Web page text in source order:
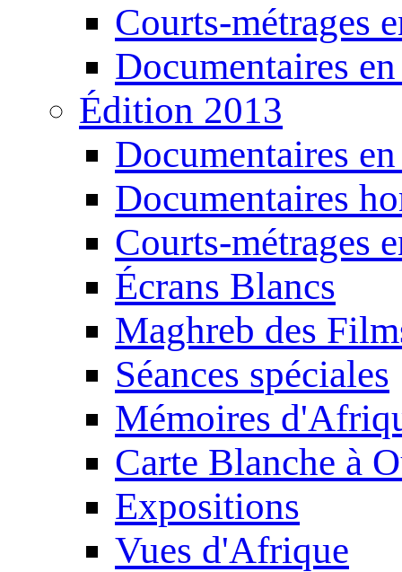
Courts-métrages
Documentaires
Édition 2013
Documentaires
Documentaires
Courts-métrages
Écrans Blancs
Maghreb des
Séances spéciales
Mémoires
Carte Blanche à
Expositions
Vues d'Afrique